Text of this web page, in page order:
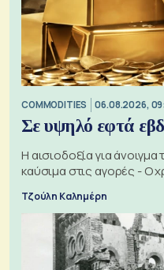
COMMODITIES 06.08.2026,
Σε υψηλό εφτά
Η αισιοδοξία για
καύσιμα στις αγορές - Ο
Τζούλη Καλημέρη